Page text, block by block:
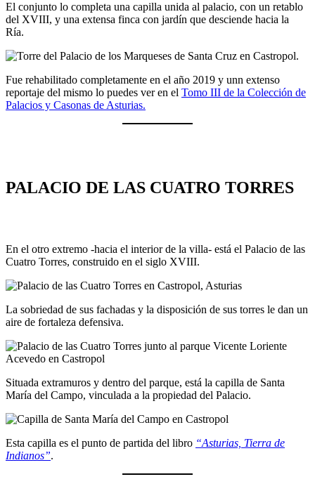
El conjunto lo completa una capilla unida al palacio, con un retablo
del XVIII, y una extensa finca con jardín que desciende hacia la
Ría.
Fue rehabilitado completamente en el año 2019 y unn extenso
reportaje del mismo lo puedes ver en el Tomo III de la Colección de
Palacios y Casonas de Asturias.
PALACIO DE LAS CUATRO TORRES
En el otro extremo -hacia el interior de la villa- está el Palacio de las
Cuatro Torres, construido en el siglo XVIII.
La sobriedad de sus fachadas y la disposición de sus torres le dan un
aire de fortaleza defensiva.
Situada extramuros y dentro del parque, está la capilla de Santa
María del Campo, vinculada a la propiedad del Palacio.
Esta capilla es el punto de partida del libro “Asturias, Tierra de
Indianos”.